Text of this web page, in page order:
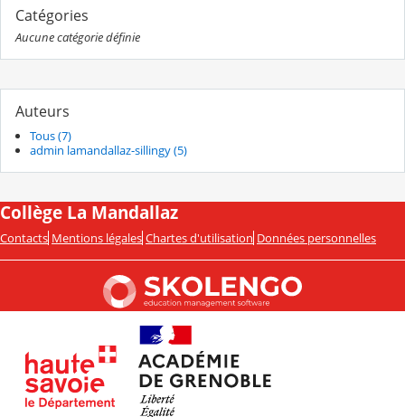
Catégories
Aucune catégorie définie
Auteurs
Tous (7)
admin lamandallaz-sillingy (5)
Collège La Mandallaz
Contacts Mentions légales Chartes d'utilisation Données personnelles